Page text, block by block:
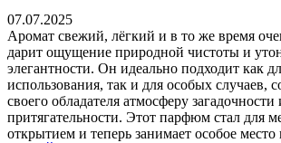
07.07.2025
Аромат свежий, лёгкий и в то же время
дарит ощущение природной чистоты и
элегантности. Он идеально подходит как
использования, так и для особых случаев,
своего обладателя атмосферу загадочности
притягательности. Этот парфюм стал для
открытием и теперь занимает особое